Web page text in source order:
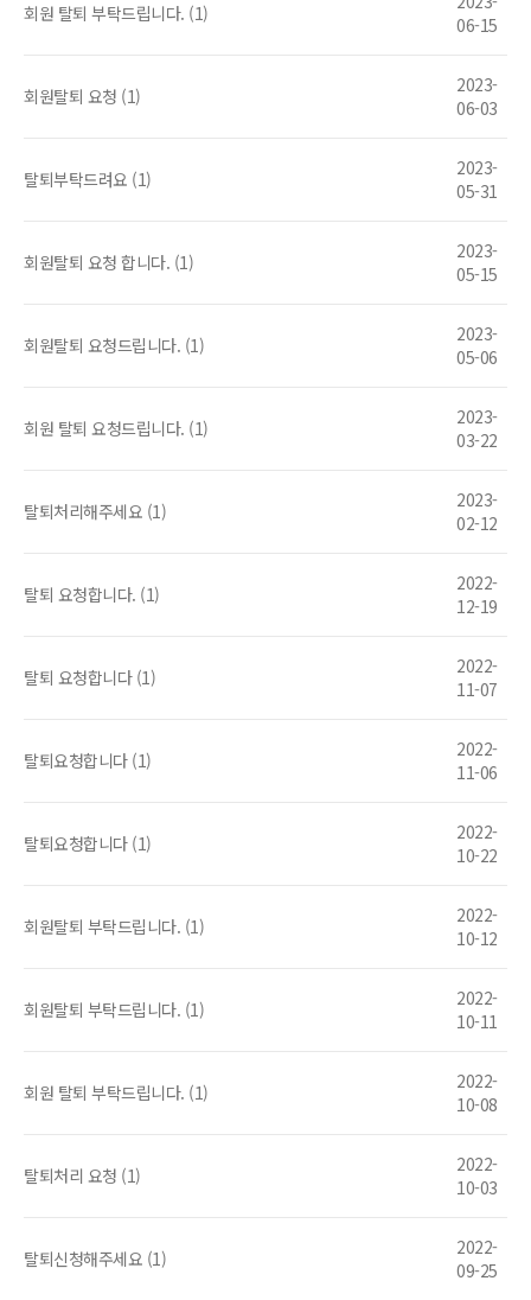
회원 탈퇴 부탁드립니다. (1)
06-15
회원탈퇴 요청 (1)
2023-
06-03
탈퇴부탁드려요 (1)
2023-
05-31
회원탈퇴 요청 합니다. (1)
2023-
05-15
회원탈퇴 요청드립니다. (1)
2023-
05-06
회원 탈퇴 요청드립니다. (1)
2023-
03-22
탈퇴처리해주세요 (1)
2023-
02-12
탈퇴 요청합니다. (1)
2022-
12-19
탈퇴 요청합니다 (1)
2022-
11-07
탈퇴요청합니다 (1)
2022-
11-06
탈퇴요청합니다 (1)
2022-
10-22
회원탈퇴 부탁드립니다. (1)
2022-
10-12
회원탈퇴 부탁드립니다. (1)
2022-
10-11
회원 탈퇴 부탁드립니다. (1)
2022-
10-08
탈퇴처리 요청 (1)
2022-
10-03
탈퇴신청해주세요 (1)
2022-
09-25